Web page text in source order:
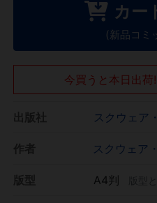
カー
(新品コミ
今買うと本日出
スクウェア
スクウェア
A4判